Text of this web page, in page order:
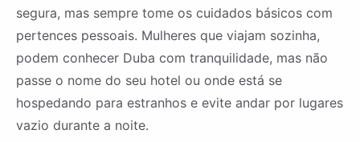
segura, mas sempre tome os cuidados básicos com
pertences pessoais. Mulheres que viajam sozinha,
podem conhecer Duba com tranquilidade, mas não
passe o nome do seu hotel ou onde está se
hospedando para estranhos e evite andar por lugares
vazio durante a noite.